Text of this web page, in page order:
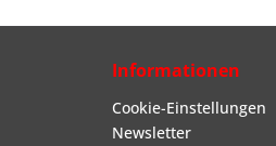
Informationen
Cookie-Einstellungen
Newsletter